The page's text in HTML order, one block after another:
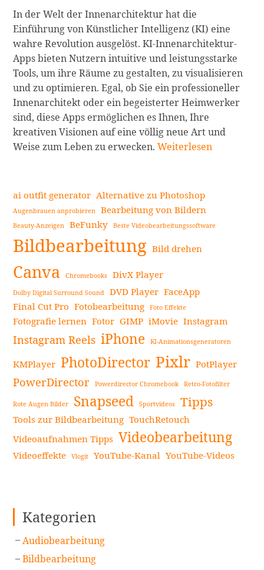
In der Welt der Innenarchitektur hat die
Einführung von Künstlicher Intelligenz (KI) eine
wahre Revolution ausgelöst. KI-Innenarchitektur-
Apps bieten Nutzern intuitive und leistungsstarke
Tools, um ihre Räume zu gestalten, zu visualisieren
und zu optimieren. Egal, ob Sie ein professioneller
Innenarchitekt oder ein begeisterter Heimwerker
sind, diese Apps ermöglichen es Ihnen, Ihre
kreativen Visionen auf eine völlig neue Art und
Weise zum Leben zu erwecken.Entdecken
5
besten
Apps,
Räume
zu
revolutionieren
weiterlesen
Weiterlesen
Seitenleiste
ai outfit generator Alternative zu Photoshop
Augenbrauen anprobieren Bearbeitung von Bildern
Beauty-Anzeigen BeFunky Beste Videobearbeitungssoftware
Bildbearbeitung Bild drehen
Canva Chromebooks DivX Player
Dolby Digital Surround Sound DVD Player FaceApp
Final Cut Pro Fotobearbeitung Foto Effekte
Fotografie lernen Fotor GIMP iMovie Instagram
Instagram Reels iPhone KI-Animationsgeneratoren
KMPlayer PhotoDirector Pixlr PotPlayer
PowerDirector Powerdirector Chromebook Retro-Fotofilter
Rote Augen Bilder Snapseed Sportvideos Tipps
Tools zur Bildbearbeitung TouchRetouch
Videoaufnahmen Tipps Videobearbeitung
Videoeffekte Vlogit YouTube-Kanal YouTube-Videos
Kategorien
Audiobearbeitung
Bildbearbeitung